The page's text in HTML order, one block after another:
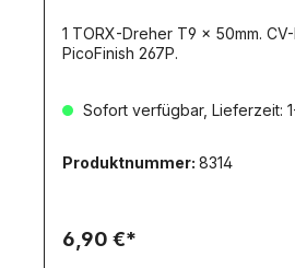
1 TORX-Dreher T9 x 50mm.
PicoFinish 267P.
Sofort verfügbar, Lieferzeit:
Produktnummer: 8314
6,90 €*